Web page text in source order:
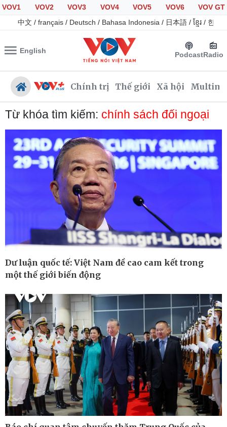
VOV1 VOV2 VOV3 VOV4 VOV5 VOV6
VOV GT
中文 / français / Deutsch / Bahasa Indonesia / 日本語 / ខ្មែរ / 한국
English PodcastRadio
Chính trị Thế giới Xã hội
Chính trị
Đảng
Tổ chức nhân sự
Nhận diện sự thật
Xã hội
Tin 24h
Giáo dục
Việc làm
Biển đảo
Từ khóa tìm kiếm: chính sách đối ngoại
Dư luận quốc tế: Việt Nam đề cao cam kết trong
một thế giới biến động